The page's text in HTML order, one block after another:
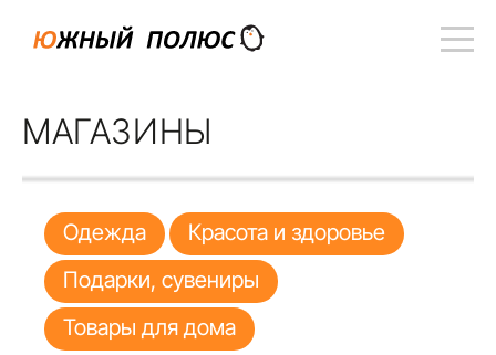
МАГАЗИНЫ
Одежда
Красота и здоровье
Подарки, сувениры
Товары для дома